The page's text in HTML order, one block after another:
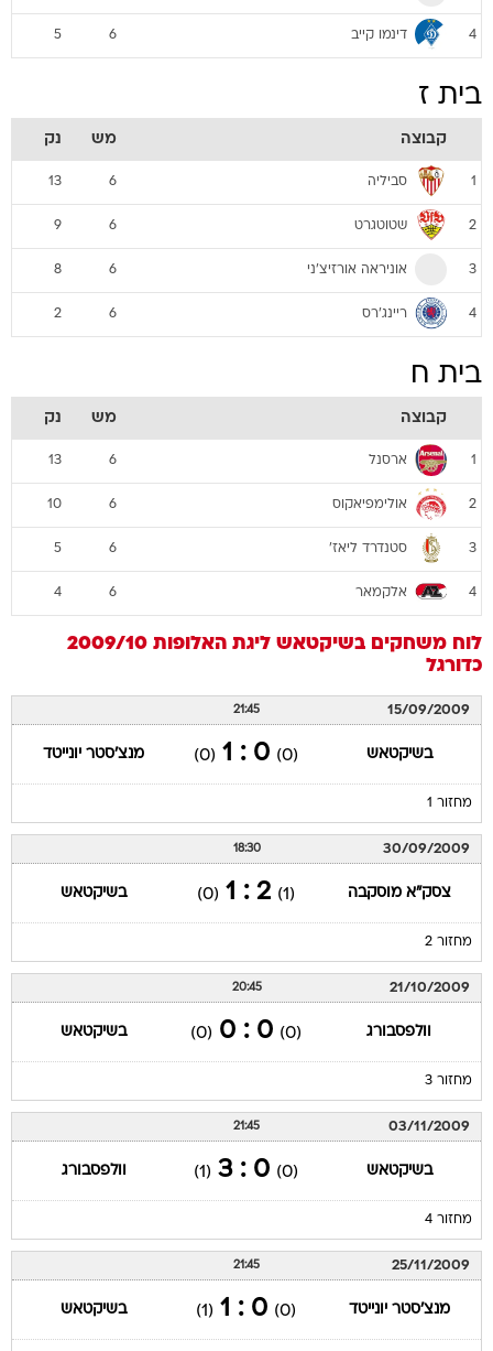
4 דינמו קייב 6
5
בית ז
קבוצה מש נק
1 סביליה 6
13
2 שטוטגרט 6
9
3 אוניראה אורזיצ'ני 6
8
4 ריינג'רס 6
2
בית ח
קבוצה מש נק
1 ארסנל 6
13
2 אולימפיאקוס 6
10
3 סטנדרד ליאז' 6
5
4 אלקמאר 6
4
לוח משחקים בשיקטאש ליגת האלופות 2009/10
כדורגל
15/09/2009
21:45
בשיקטאש (0)
0 : 1
(0) מנצ'סטר יונייטד
מחזור 1
30/09/2009
18:30
צסק"א מוסקבה (1)
2 : 1
(0) בשיקטאש
מחזור 2
21/10/2009
20:45
וולפסבורג (0)
0 : 0
(0) בשיקטאש
מחזור 3
03/11/2009
21:45
בשיקטאש (0)
0 : 3
(1) וולפסבורג
מחזור 4
25/11/2009
21:45
מנצ'סטר יונייטד (0)
0 : 1
(1) בשיקטאש